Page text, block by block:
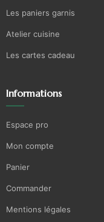
Les paniers garnis
Atelier cuisine
Les cartes cadeau
Informations
Espace pro
Mon compte
Panier
Commander
Mentions légales